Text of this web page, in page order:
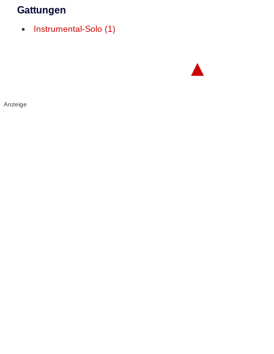
Gattungen
Instrumental-Solo (1)
▲
Anzeige